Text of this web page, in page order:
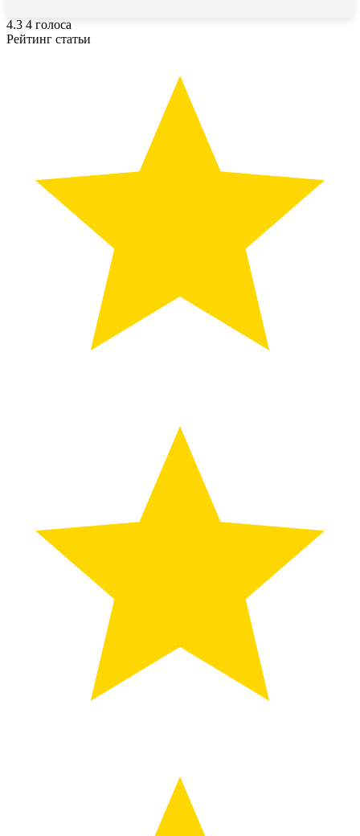
4.3 4 голоса
Рейтинг статьи